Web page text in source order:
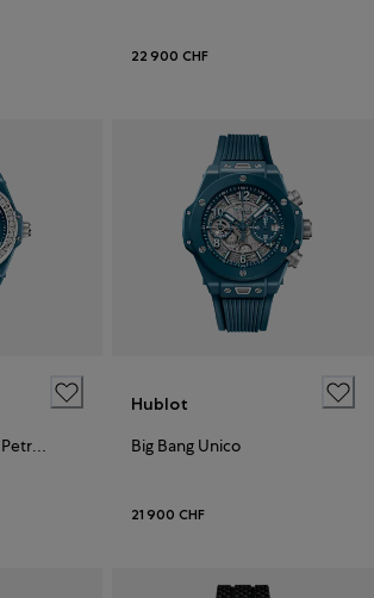
22 900 CHF
Big Bang One Click Petrol Blue Ceramic Diamonds
Hublot
Big Bang Unico
21 900 CHF